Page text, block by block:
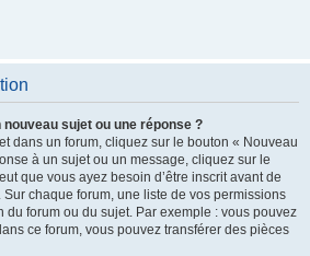
sujet ou une réponse ?
dans un forum, cliquez sur le bouton « Nouveau
à un sujet ou un message, cliquez sur le
que vous ayez besoin d’être inscrit avant de
chaque forum, une liste de vos permissions
du forum ou du sujet. Par exemple : vous pouvez
ce forum, vous pouvez transférer des pièces